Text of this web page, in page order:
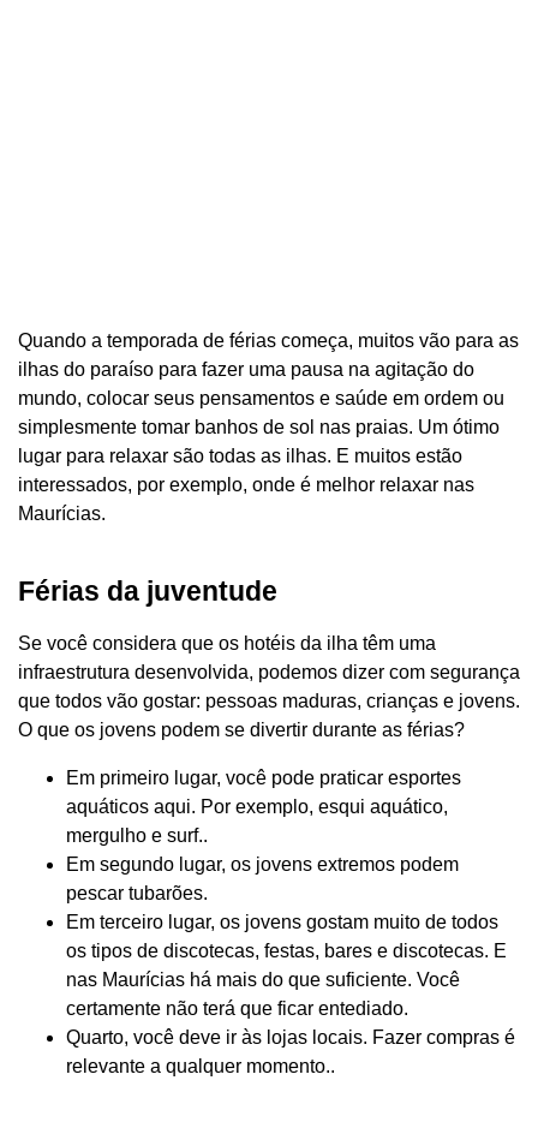
Quando a temporada de férias começa, muitos vão para as
ilhas do paraíso para fazer uma pausa na agitação do
mundo, colocar seus pensamentos e saúde em ordem ou
simplesmente tomar banhos de sol nas praias. Um ótimo
lugar para relaxar são todas as ilhas. E muitos estão
interessados, por exemplo, onde é melhor relaxar nas
Maurícias.
Férias da juventude
Se você considera que os hotéis da ilha têm uma
infraestrutura desenvolvida, podemos dizer com segurança
que todos vão gostar: pessoas maduras, crianças e jovens.
O que os jovens podem se divertir durante as férias?
Em primeiro lugar, você pode praticar esportes
aquáticos aqui. Por exemplo, esqui aquático,
mergulho e surf..
Em segundo lugar, os jovens extremos podem
pescar tubarões.
Em terceiro lugar, os jovens gostam muito de todos
os tipos de discotecas, festas, bares e discotecas. E
nas Maurícias há mais do que suficiente. Você
certamente não terá que ficar entediado.
Quarto, você deve ir às lojas locais. Fazer compras é
relevante a qualquer momento..